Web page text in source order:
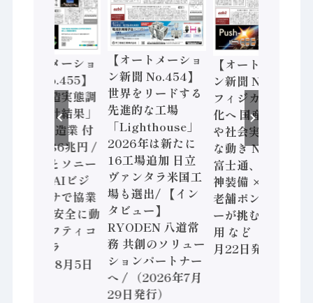
【オートメーショ
ン新聞 No.455】
「経済構造実態調
査二次集計結果」
2024年製造業 付
加価値額86兆円 /
三菱電機とソニー
セミコン AIビジ
ョンセンサで協業
/ IDEC、安全に動
かすセーフティコ
ントローラ
（2026年8月5日
【オートメーショ
ン新聞 No.454】
世界をリードする
先進的な工場
「Lighthouse」
2026年は新たに
16工場追加 日立
ヴァンタラ米国工
場も選出/ 【イン
タビュー】
RYODEN 八道常
務 共創のソリュー
ションパートナー
へ / （2026年7月
29日発行）
【オートメーショ
ン新聞 No.453】
フィジカルAI本格
化へ 国産AI開発
や社会実装に活発
な動き Noetra、
富士通、日立 / 兵
神装備 × HMS、
老舗ポンプメーカ
ーが挑むデータ活
用 など（2026年7
月22日発行）